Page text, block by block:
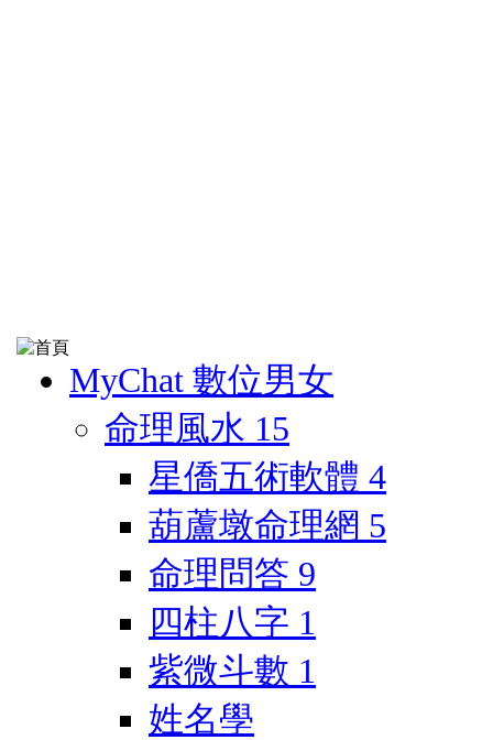
MyChat 數位男女
命理風水 15
星僑五術軟體 4
葫蘆墩命理網 5
命理問答 9
四柱八字 1
紫微斗數 1
姓名學